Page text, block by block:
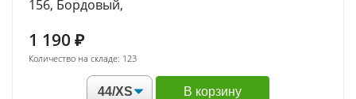
156, Бордовый,
1 190 ₽
Количество на складе: 123
В корзину